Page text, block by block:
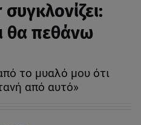
θα πεθάνω
το μυαλό μου ότι
από αυτό»